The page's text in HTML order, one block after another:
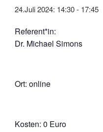
24.Juli 2024: 14:30- 17:45
Referent*in:
Dr. Michael Simons
Ort: online
Kosten: 0 Euro